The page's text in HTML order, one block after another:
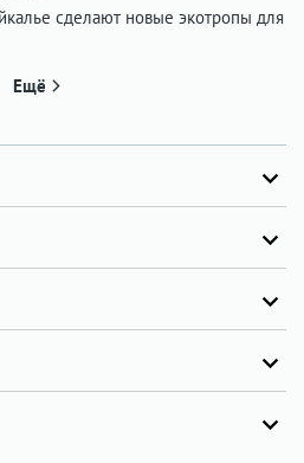
сделают новые экотропы для
Ещё